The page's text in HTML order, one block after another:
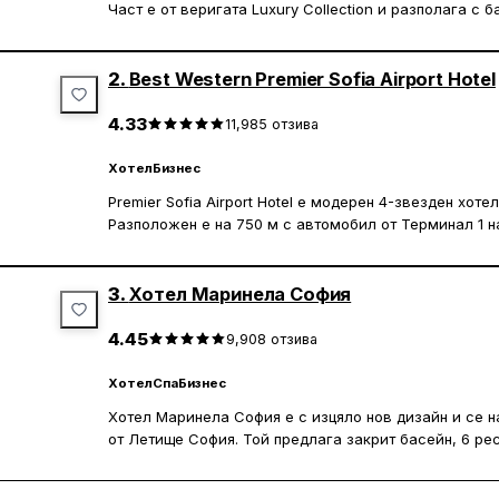
Част е от веригата Luxury Collection и разполага с
На разположение са различни заведения за
център и магазини. Гостите имат достъп до
Летище София и бизнес парк „Младост“ са на 10 км
2. Best Western Premier Sofia Airport Hotel
4.33 11,985 отзива
ХотелБизнес
Premier Sofia Airport Hotel е модерен 4-звезден
Разположен е на 750 м с автомобил от Терминал 1
км от бизнес център „Трейд Сентър Европа“.
и удобства в стаята. На място има ранна закуска
отварящи се прозорци, сейф за лаптоп, 32-инчов
ергономично работно бюро и безплатен WiFi. Част
3. Хотел Маринела София
4.45 9,908 отзива
ХотелСпаБизнес
Хотел Маринела София е с изцяло нов дизайн и се
от Летище София. Той предлага закрит басейн, 6
подходяща за почивка или срещи.